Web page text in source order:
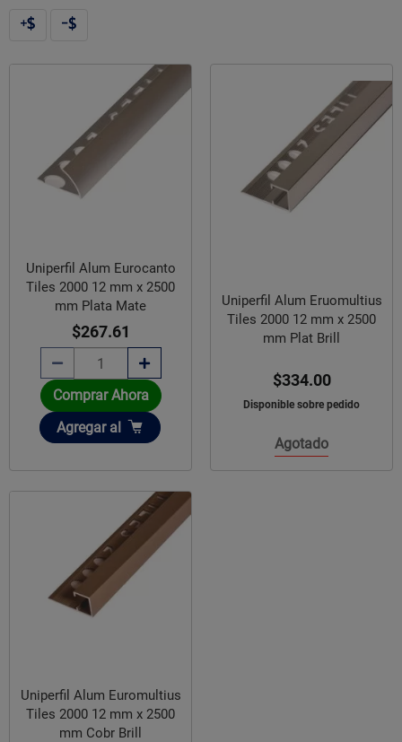
Uniperfil Alum Eurocanto
Tiles 2000 12 mm x 2500
mm Plata Mate
$267.61
Comprar Ahora
Añadir
Agregar al
Uniperfil Alum Eruomultius
Tiles 2000 12 mm x 2500
mm Plat Brill
$334.00
Disponible sobre pedido
Agotado
Uniperfil Alum Euromultius
Tiles 2000 12 mm x 2500
mm Cobr Brill